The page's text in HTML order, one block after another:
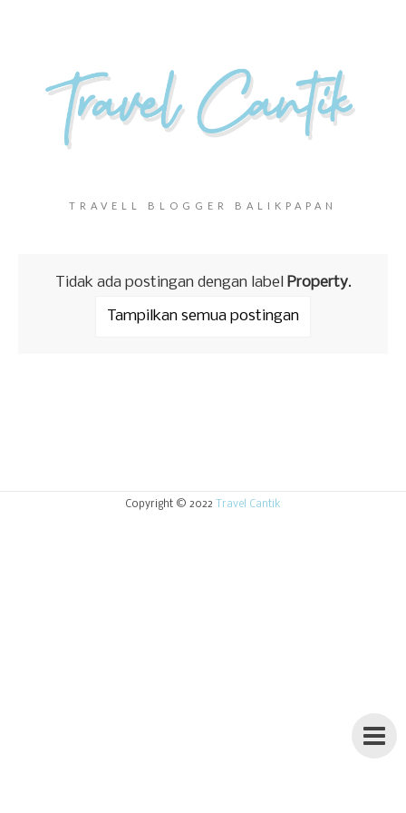
TRAVELL BLOGGER BALIKPAPAN
Tidak ada postingan dengan label Property.
Tampilkan semua postingan
Copyright © 2022 Travel Cantik